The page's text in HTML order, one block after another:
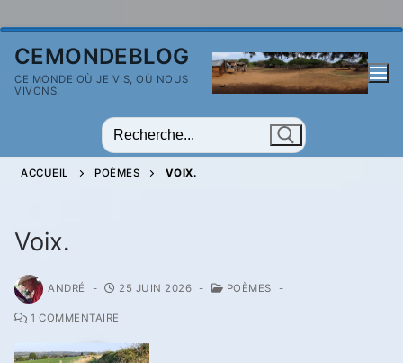
contenu
CEMONDEBLOG
CE MONDE OÙ JE VIS, OÙ NOUS
VIVONS.
Rechercher
:
ACCUEIL POÈMES VOIX.
Voix.
ANDRÉ - 25 JUIN 2026 - POÈMES -
1 COMMENTAIRE